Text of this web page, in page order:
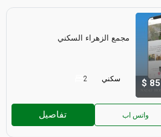
85
مجمع الزهراء السكني
2 سكني
تفاصيل واتس اب